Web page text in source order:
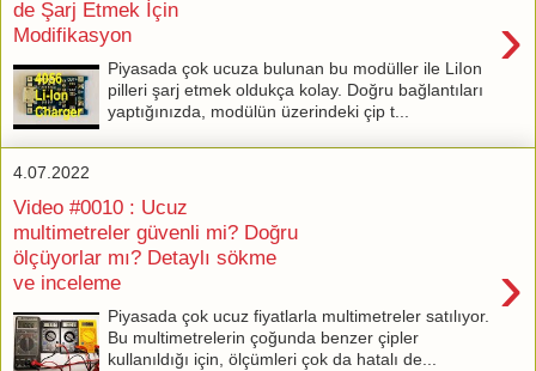
de Şarj Etmek İçin
Modifikasyon
›
Piyasada çok ucuza bulunan bu modüller ile LiIon
pilleri şarj etmek oldukça kolay. Doğru bağlantıları
yaptığınızda, modülün üzerindeki çip t...
4.07.2022
Video #0010 : Ucuz
multimetreler güvenli mi? Doğru
ölçüyorlar mı? Detaylı sökme
ve inceleme
›
Piyasada çok ucuz fiyatlarla multimetreler satılıyor.
Bu multimetrelerin çoğunda benzer çipler
kullanıldığı için, ölçümleri çok da hatalı de...